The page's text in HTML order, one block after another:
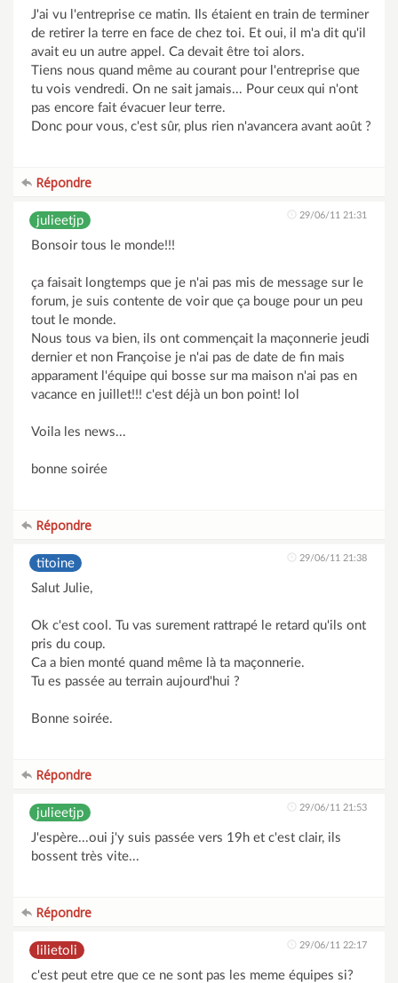
J'ai vu l'entreprise ce matin. Ils étaient en train de terminer
de retirer la terre en face de chez toi. Et oui, il m'a dit qu'il
avait eu un autre appel. Ca devait être toi alors.
Tiens nous quand même au courant pour l'entreprise que
tu vois vendredi. On ne sait jamais... Pour ceux qui n'ont
pas encore fait évacuer leur terre.
Donc pour vous, c'est sûr, plus rien n'avancera avant août ?
Répondre
julieetjp 29/06/11 21:31
Bonsoir tous le monde!!!
ça faisait longtemps que je n'ai pas mis de message sur le
forum, je suis contente de voir que ça bouge pour un peu
tout le monde.
Nous tous va bien, ils ont commençait la maçonnerie jeudi
dernier et non Françoise je n'ai pas de date de fin mais
apparament l'équipe qui bosse sur ma maison n'ai pas en
vacance en juillet!!! c'est déjà un bon point! lol
Voila les news...
bonne soirée
Répondre
titoine 29/06/11 21:38
Salut Julie,
Ok c'est cool. Tu vas surement rattrapé le retard qu'ils ont
pris du coup.
Ca a bien monté quand même là ta maçonnerie.
Tu es passée au terrain aujourd'hui ?
Bonne soirée.
Répondre
julieetjp 29/06/11 21:53
J'espère...oui j'y suis passée vers 19h et c'est clair, ils
bossent très vite...
Répondre
lilietoli 29/06/11 22:17
c'est peut etre que ce ne sont pas les meme équipes si?